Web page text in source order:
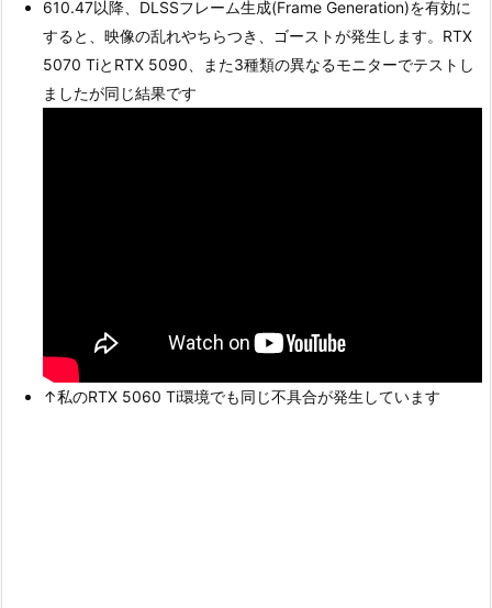
610.47以降、DLSSフレーム生成(Frame Generation)を有効に
すると、映像の乱れやちらつき、ゴーストが発生します。RTX
5070 TiとRTX 5090、また3種類の異なるモニターでテストし
ましたが同じ結果です
↑私のRTX 5060 Ti環境でも同じ不具合が発生しています